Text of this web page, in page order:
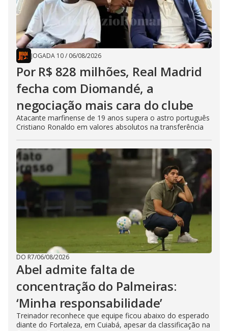
JOGADA 10/ 06/08/2026
Por R$ 828 milhões, Real Madrid
fecha com Diomandé, a
negociação mais cara do clube
Atacante marfinense de 19 anos supera o astro português
Cristiano Ronaldo em valores absolutos na transferência
DO R7/06/08/2026
Abel admite falta de
concentração do Palmeiras:
‘Minha responsabilidade’
Treinador reconhece que equipe ficou abaixo do esperado
diante do Fortaleza, em Cuiabá, apesar da classificação na